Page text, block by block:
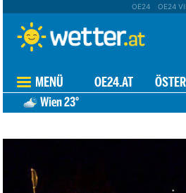
OE24 OE24
MENÜ OE24.AT
Wien23°